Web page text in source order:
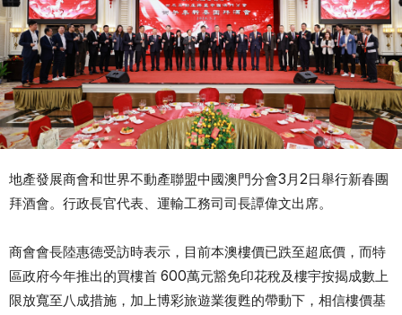
地產發展商會和世界不動產聯盟中國澳門分會3月2日舉行新春團
拜酒會。行政長官代表、運輸工務司司長譚偉文出席。
商會會長陸惠德受訪時表示，目前本澳樓價已跌至超底價，而特
區政府今年推出的買樓首 600萬元豁免印花稅及樓宇按揭成數上
限放寬至八成措施，加上博彩旅遊業復甦的帶動下，相信樓價基